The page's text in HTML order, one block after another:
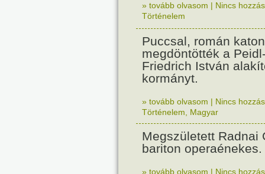
» tovább olvasom | Nincs
Történelem
Puccsal, román
megdöntötték a
Friedrich István
kormányt.
» tovább olvasom | Nincs
Történelem
Magyar
Megszületett Radnai
bariton operaénekes.
» tovább olvasom | Nincs